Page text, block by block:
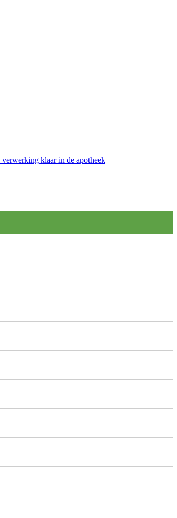
verwerking klaar in de apotheek